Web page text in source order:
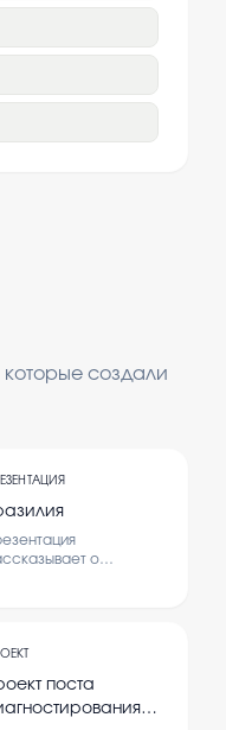
которые создали
о
аспекты
и социальные
поста